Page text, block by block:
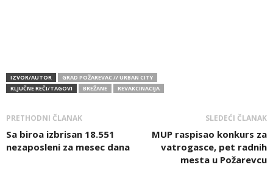
IZVOR/AUTOR
GRAD POŽAREVAC // URBAN CITY
KLJUČNE REČI/TAGOVI
BREŽANE REVAKCINACIJA
PRETHODNI ČLANAK
Sa biroa izbrisan 18.551
nezaposleni za mesec dana
SLEDEĆI ČLANAK
MUP raspisao konkurs za
vatrogasce, pet radnih
mesta u Požarevcu